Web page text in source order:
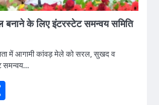
के लिए इंटरस्टेट समन्वय समिति
में आगामी कांवड़ मेले को सरल, सुखद व
समन्वय…